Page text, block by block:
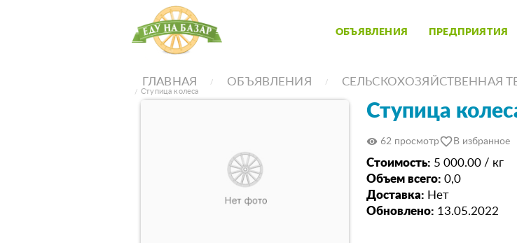
ОБЪЯВЛЕНИЯ ПРЕДПРИЯТИЯ
ГЛАВНАЯ ОБЪЯВЛЕНИЯ СЕЛЬСКОХОЗЯЙСТВЕННАЯ
Ступица колеса
Ступица
visibility 62 просмотрfavorite_border В избранное
Стоимость: 5 000.00 / кг
Объем всего: 0,0
Доставка: Нет
Обновлено: 13.05.2022